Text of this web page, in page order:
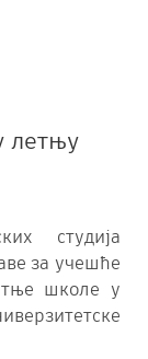
летњу
студија
за учешће
школе у